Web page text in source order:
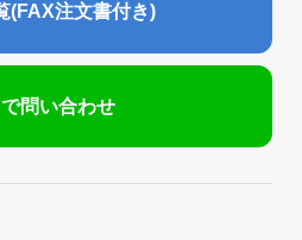
(FAX注文書付き)
問い合わせ